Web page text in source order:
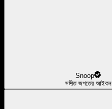
Snoop
সঙ্গীত জগতের আইকন